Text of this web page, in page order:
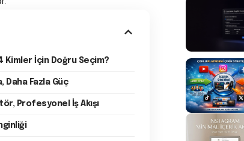
Kimler İçin Doğru Seçim?
Daha Fazla Güç
Profesyonel İş Akışı